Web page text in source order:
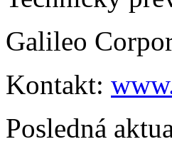
Galileo
Kontakt:
Posledná